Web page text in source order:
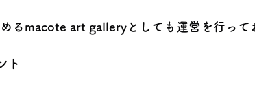
るmacote art galleryとしても運営を行って
ト